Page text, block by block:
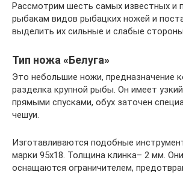
Рассмотрим шесть самых известных и
рыбакам видов рыбацких ножей и
выделить их сильные и слабые
Тип ножа «Белуга»
Это небольшие ножи, предназначение
разделка крупной рыбы. Он имеет
прямыми спусками, обух заточен
чешуи.
Изготавливаются подобные
марки 95х18. Толщина клинка– 2 мм.
оснащаются ограничителем,